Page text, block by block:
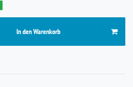
In den Warenkorb